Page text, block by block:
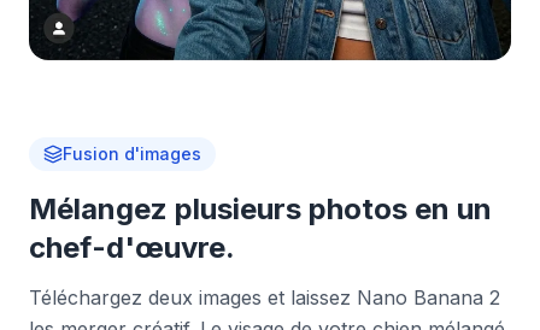
Fusion d'images
Mélangez plusieurs photos en un
chef-d'œuvre.
Téléchargez deux images et laissez Nano Banana 2